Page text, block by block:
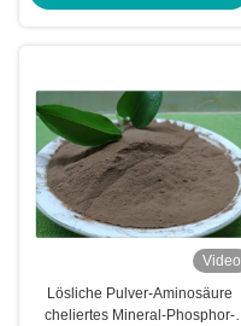
Video
Lösliche Pulver-Aminosäure
cheliertes Mineral-Phosphor-